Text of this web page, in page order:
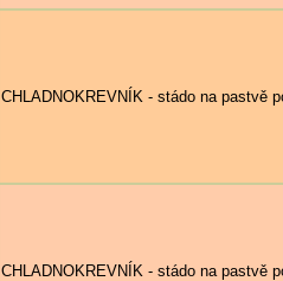
CHLADNOKREVNÍK - stádo na pastvě
CHLADNOKREVNÍK - stádo na pastvě